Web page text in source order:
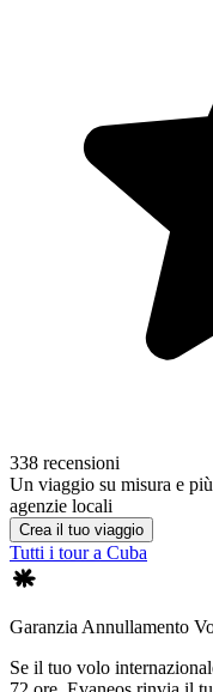
338 recensioni
Un viaggio su misura e
agenzie locali
Crea il tuo viaggio
Tutti i tour a Cuba
Garanzia Annullamento
Se il tuo volo